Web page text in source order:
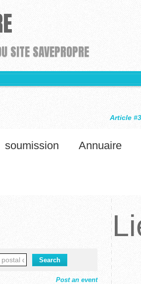
SITE SAVEPROPRE
Félicitations,
soumission Annuaire
Post an event